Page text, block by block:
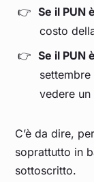
Se il PUN
costo
Se il PUN
vedere un
C’è da dire,
soprattutto in
sottoscritto.